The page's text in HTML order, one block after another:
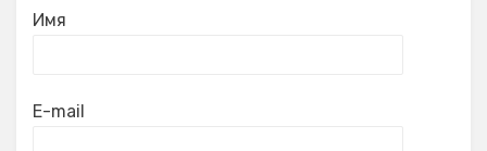
Имя
E-mail